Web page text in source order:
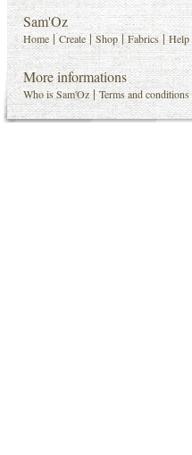
Sam'Oz
Home |Create |Shop |Fabrics |Help
More informations
Who is Sam'Oz |Terms and conditions